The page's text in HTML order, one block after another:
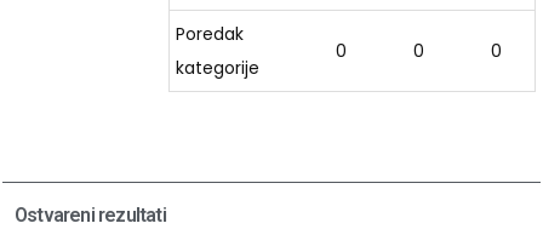
Poredak
kategorije
0 0 0
Ostvareni rezultati